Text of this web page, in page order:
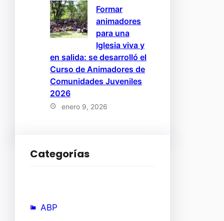
Formar
animadores
para una
Iglesia viva y
en salida: se desarrolló el
Curso de Animadores de
Comunidades Juveniles
2026
enero 9, 2026
Categorías
ABP